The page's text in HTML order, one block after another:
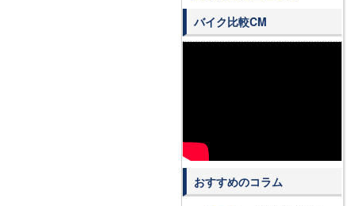
バイク比較CM
おすすめのコラム